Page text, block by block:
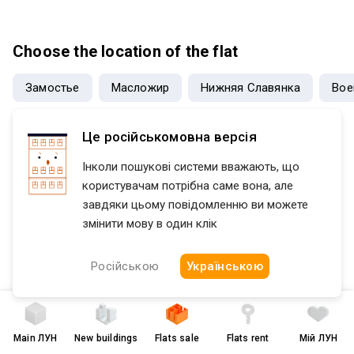
Ідеальний варіант для здачі в оренду чи для самостійного
транспорту - 3 хв. Район тихий, сусіди мирні. Торг можливий.
Choose the location of the flat
Замостье Масложир Нижняя Славянка
MainЛУН New buildings Flats sale Flats rent Мій ЛУН
Це російськомовна версія
Інколи пошукові системи вважають, що
користувачам потрібна саме вона, але
завдяки цьому повідомленню ви можете
змінити мову в один клік
Російською Українською